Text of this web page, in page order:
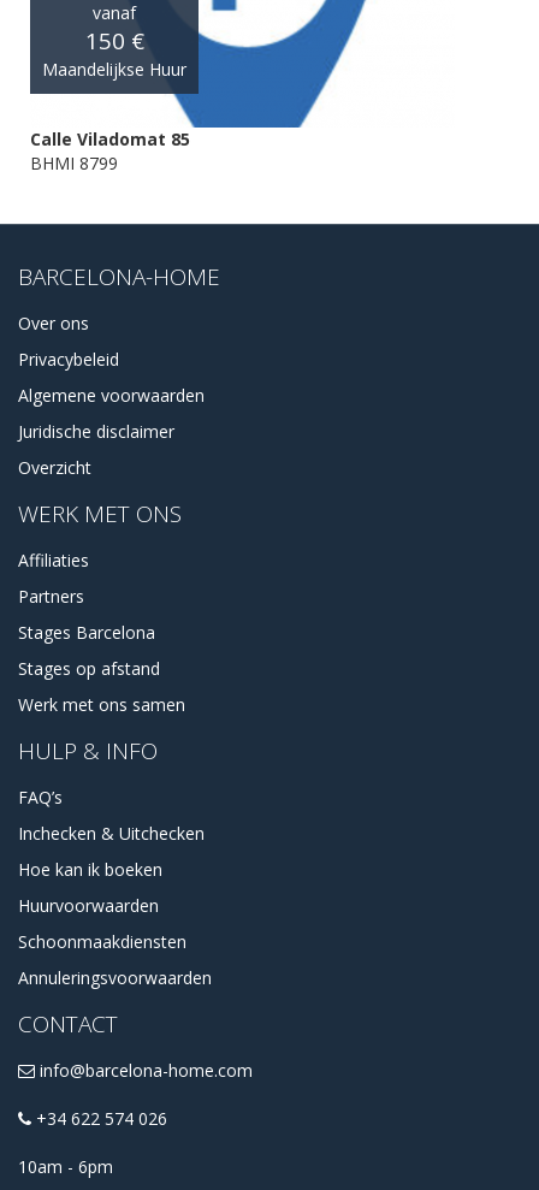
vanaf
150 €
Maandelijkse Huur
Calle Viladomat 85
BHMI 8799
BARCELONA-HOME
Over ons
Privacybeleid
Algemene voorwaarden
Juridische disclaimer
Overzicht
WERK MET ONS
Affiliaties
Partners
Stages Barcelona
Stages op afstand
Werk met ons samen
HULP & INFO
FAQ’s
Inchecken & Uitchecken
Hoe kan ik boeken
Huurvoorwaarden
Schoonmaakdiensten
Annuleringsvoorwaarden
CONTACT
info@barcelona-home.com
+34 622 574 026
10am - 6pm